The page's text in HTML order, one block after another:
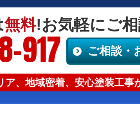
無料!お気軽にご
917 ご相談・
ア、地域密着、安心塗装工事